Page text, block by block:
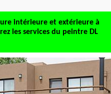
intérieure et extérieure à
les services du peintre DL